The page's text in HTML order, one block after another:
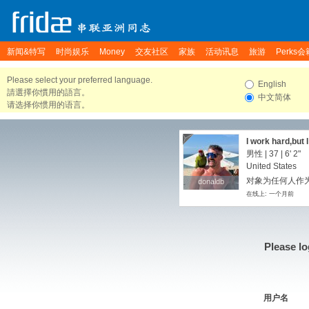
新闻&特写 时尚娱乐 Money 交友社区 家族 活动讯息 旅游 Perks会
Please select your preferred language.
請選擇你慣用的語言。
请选择你惯用的语言。
English
中文简体
donaldb
donaldb
I work
男性 | 37 | 6' 2"
United States
对象为任何人作
在线上: 一个月前
Please
用户名